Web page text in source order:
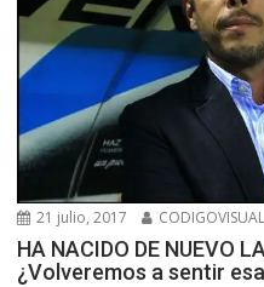
21 julio, 2017 CODIGOVISUAL
HA NACIDO DE NUEVO
¿Volveremos a sentir